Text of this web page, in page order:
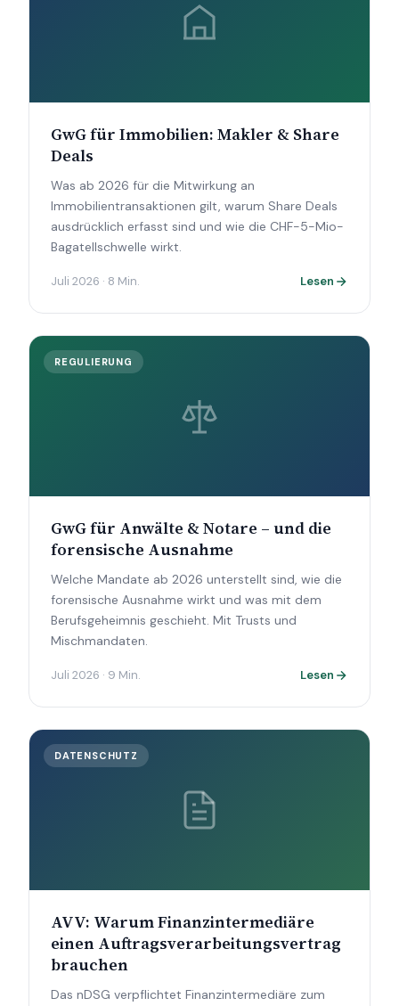
GwG für Immobilien: Makler & Share
Deals
Was ab 2026 für die Mitwirkung an
Immobilientransaktionen gilt, warum Share Deals
ausdrücklich erfasst sind und wie die CHF-5-Mio-
Bagatellschwelle wirkt.
Juli 2026 · 8 Min. Lesen
REGULIERUNG
GwG für Anwälte & Notare – und die
forensische Ausnahme
Welche Mandate ab 2026 unterstellt sind, wie die
forensische Ausnahme wirkt und was mit dem
Berufsgeheimnis geschieht. Mit Trusts und
Mischmandaten.
Juli 2026 · 9 Min. Lesen
DATENSCHUTZ
AVV: Warum Finanzintermediäre
einen Auftragsverarbeitungsvertrag
brauchen
Das nDSG verpflichtet Finanzintermediäre zum